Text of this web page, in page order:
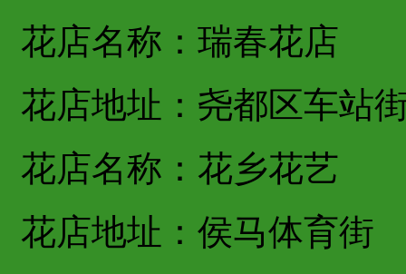
花店名称：瑞春花店
花店地址：尧都区车站
花店名称：花乡花艺
花店地址：侯马体育街